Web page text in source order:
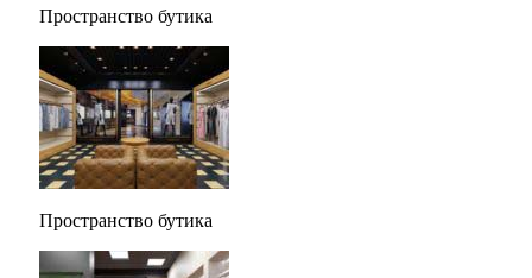
Пространство бутика
Пространство бутика